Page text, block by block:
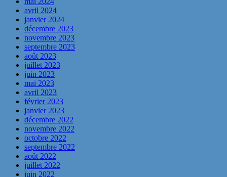
avril 2024
janvier 2024
décembre 2023
novembre 2023
septembre 2023
août 2023
juillet 2023
juin 2023
mai 2023
avril 2023
février 2023
janvier 2023
décembre 2022
novembre 2022
octobre 2022
septembre 2022
août 2022
juillet 2022
juin 2022